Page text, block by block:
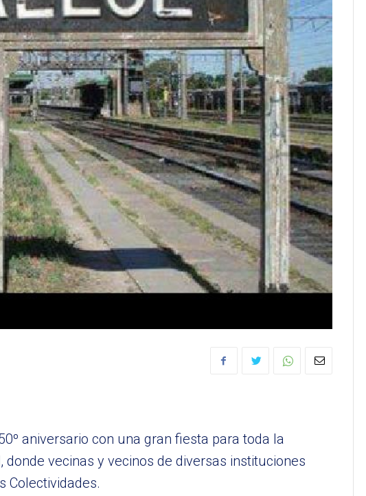
aniversario con una gran fiesta para toda la
, donde vecinas y vecinos de diversas instituciones
Colectividades.